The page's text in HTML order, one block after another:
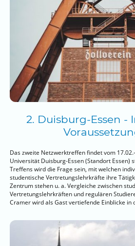
2. Duisburg-Essen -
Das zweite Netzwerktreffen findet vom
Universität Duisburg-Essen (Standort Essen)
Treffens wird die Frage sein, mit welchen
studentische Vertretungslehrkräfte ihre
Zentrum stehen u. a. Vergleiche zwischen
Vertretungslehrkräften und regulären
Cramer wird als Gast vertiefende Einblicke in